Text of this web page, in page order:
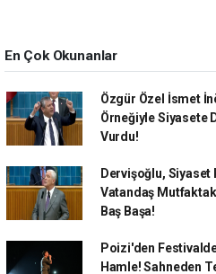
En Çok Okunanlar
Özgür Özel İsmet
Örneğiyle Siyasete
Vurdu!
Dervişoğlu, Siyaset
Vatandaş
Baş Başa!
Poizi'den
Hamle! Sahneden